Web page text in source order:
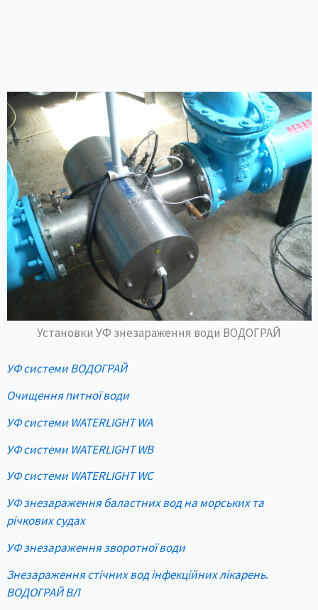
Установки УФ знезараження води ВОДОГРАЙ
УФ системи ВОДОГРАЙ
Очищення питної води
УФ системи WATERLIGHT WA
УФ системи WATERLIGHT WB
УФ системи WATERLIGHT WC
УФ знезараження баластних вод на морських та
річкових судах
УФ знезараження зворотної води
Знезараження стічних вод інфекційних лікарень.
ВОДОГРАЙ ВЛ